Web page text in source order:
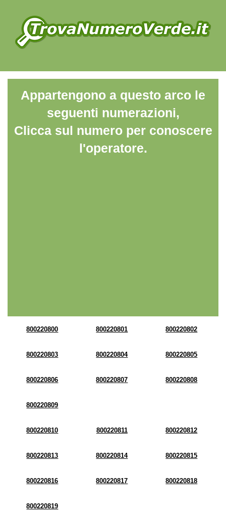
Appartengono a questo arco le
seguenti numerazioni,
Clicca sul numero per conoscere
l'operatore.
800220800 800220801 800220802
800220803 800220804 800220805
800220806 800220807 800220808
800220809
800220810 800220811 800220812
800220813 800220814 800220815
800220816 800220817 800220818
800220819